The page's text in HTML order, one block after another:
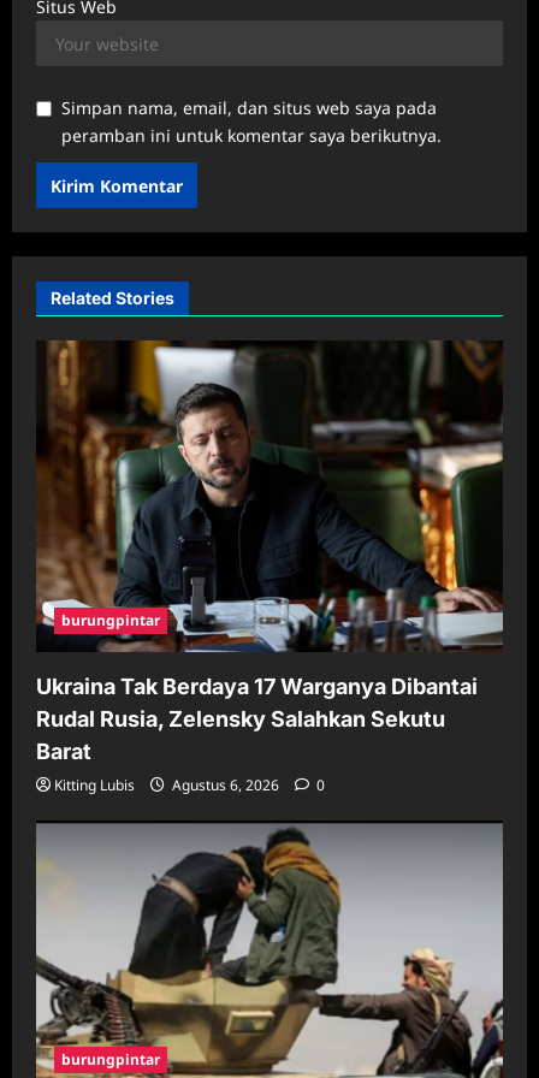
Situs Web
Simpan nama, email, dan situs web saya pada
peramban ini untuk komentar saya berikutnya.
Related Stories
burungpintar
Ukraina Tak Berdaya 17 Warganya Dibantai
Rudal Rusia, Zelensky Salahkan Sekutu
Barat
Kitting Lubis Agustus 6, 2026 0
burungpintar